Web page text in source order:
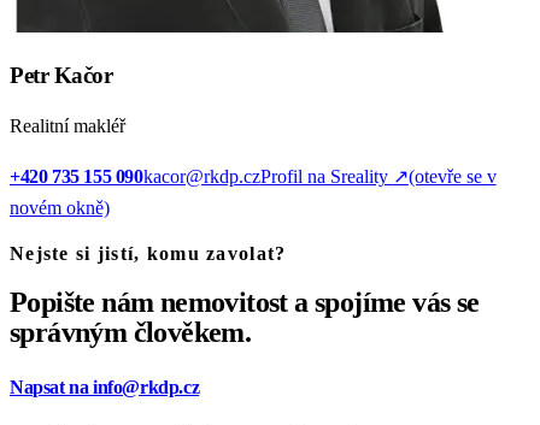
Petr Kačor
Realitní makléř
+420 735 155 090kacor@rkdp.czProfil na Sreality ↗(otevře se v
novém okně)
Nejste si jistí, komu zavolat?
Popište nám nemovitost a spojíme vás se
správným člověkem.
Napsat na info@rkdp.cz